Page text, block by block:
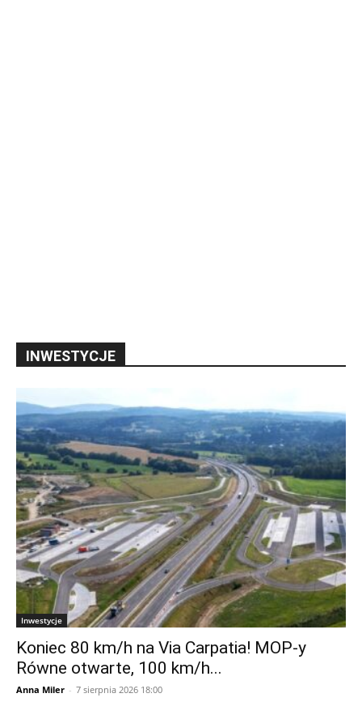
INWESTYCJE
Inwestycje
Koniec 80 km/h na Via Carpatia! MOP-y
Równe otwarte, 100 km/h...
Anna Miler - 7 sierpnia 2026 18:00